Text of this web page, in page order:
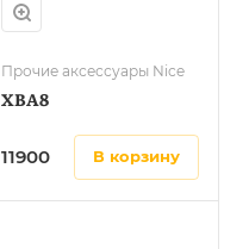
Прочие аксессуары Nice
XBA8
11900 в корзину